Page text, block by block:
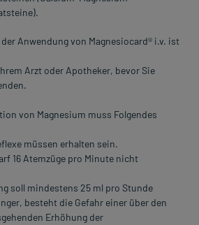
Anwendung von Magnesiocard® i.v. ist
Arzt oder Apotheker, bevor Sie
von Magnesium muss Folgendes
müssen erhalten sein.
16 Atemzüge pro Minute nicht
soll mindestens 25 ml pro Stunde
besteht die Gefahr einer über den
Erhöhung der